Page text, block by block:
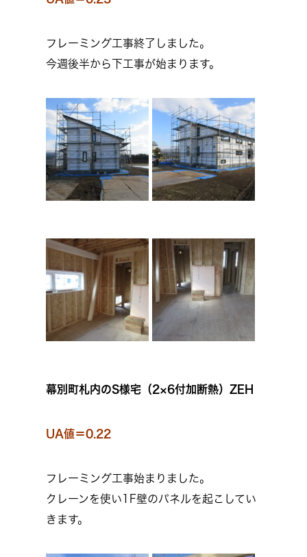
フレーミング工事終了しました。
今週後半から下工事が始まります。
幕別町札内のS様宅（2×6付加断熱）ZEH
UA値＝0.22
フレーミング工事始まりました。
クレーンを使い1F壁のパネルを起こしてい
きます。